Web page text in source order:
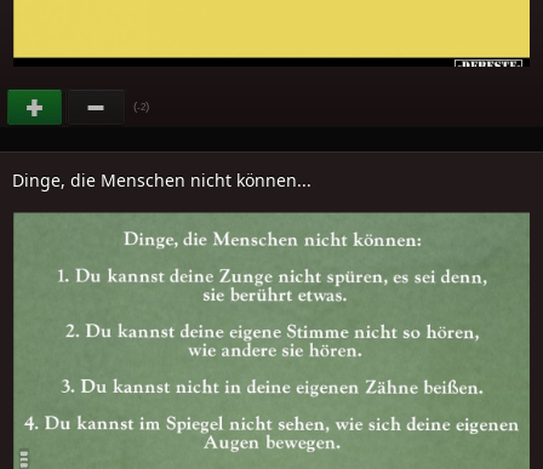
(-2)
Dinge, die Menschen nicht können...